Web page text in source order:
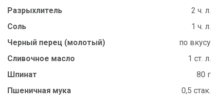
Разрыхлитель
2 ч. л.
Соль
1 ч. л.
Черный перец (молотый)
по вкусу
Сливочное масло
1 ст. л.
Шпинат
80 г
Пшеничная мука
0,5 стак.